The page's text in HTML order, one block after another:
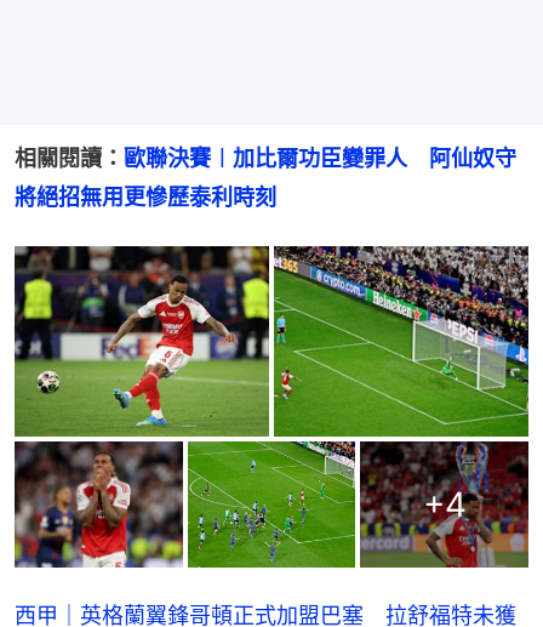
相關閱讀： 歐聯決賽︱加比爾功臣變罪人　阿仙奴守
將絕招無用更慘歷泰利時刻
+4
西甲｜英格蘭翼鋒哥頓正式加盟巴塞 拉舒福特未獲